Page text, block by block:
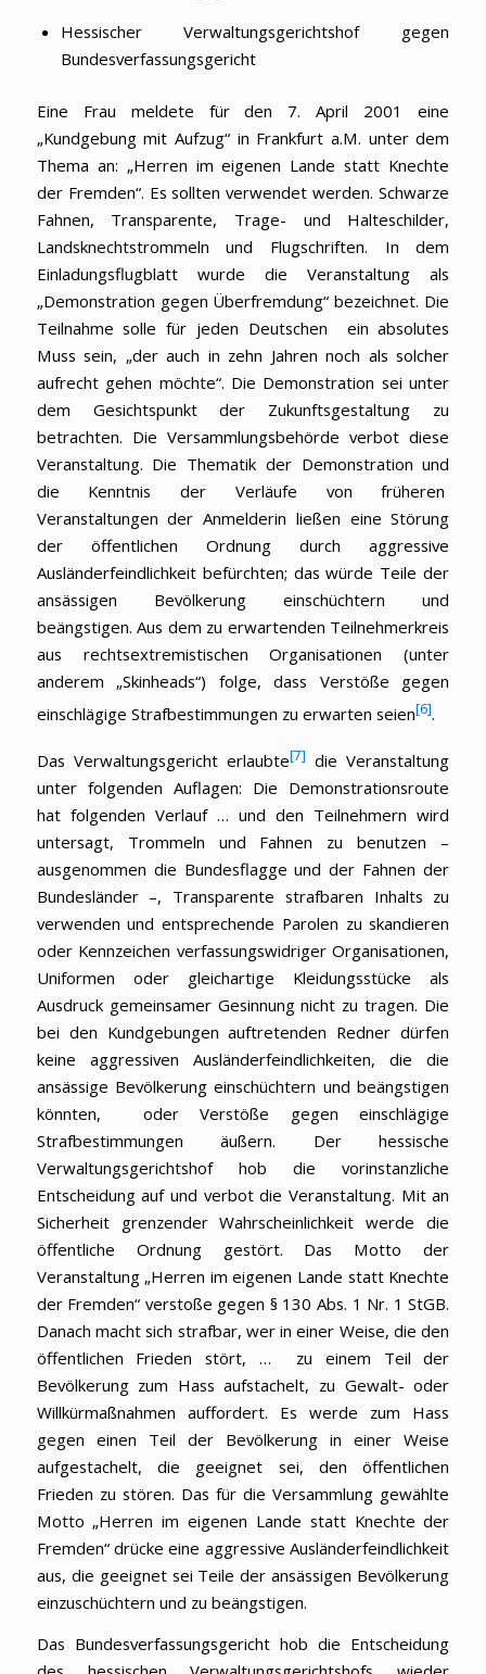
Hessischer Verwaltungsgerichtshof gegen
Bundesverfassungsgericht
Eine Frau meldete für den 7. April 2001 eine
„Kundgebung mit Aufzug“ in Frankfurt a.M. unter dem
Thema an: „Herren im eigenen Lande statt Knechte
der Fremden“. Es sollten verwendet werden. Schwarze
Fahnen, Transparente, Trage- und Halteschilder,
Landsknechtstrommeln und Flugschriften. In dem
Einladungsflugblatt wurde die Veranstaltung als
„Demonstration gegen Überfremdung“ bezeichnet. Die
Teilnahme solle für jeden Deutschen ein absolutes
Muss sein, „der auch in zehn Jahren noch als solcher
aufrecht gehen möchte“. Die Demonstration sei unter
dem Gesichtspunkt der Zukunftsgestaltung zu
betrachten. Die Versammlungsbehörde verbot diese
Veranstaltung. Die Thematik der Demonstration und
die Kenntnis der Verläufe von früheren
Veranstaltungen der Anmelderin ließen eine Störung
der öffentlichen Ordnung durch aggressive
Ausländerfeindlichkeit befürchten; das würde Teile der
ansässigen Bevölkerung einschüchtern und
beängstigen. Aus dem zu erwartenden Teilnehmerkreis
aus rechtsextremistischen Organisationen (unter
anderem „Skinheads“) folge, dass Verstöße gegen
einschlägige Strafbestimmungen zu erwarten seien[6].
Das Verwaltungsgericht erlaubte[7] die Veranstaltung
unter folgenden Auflagen: Die Demonstrationsroute
hat folgenden Verlauf … und den Teilnehmern wird
untersagt, Trommeln und Fahnen zu benutzen –
ausgenommen die Bundesflagge und der Fahnen der
Bundesländer –, Transparente strafbaren Inhalts zu
verwenden und entsprechende Parolen zu skandieren
oder Kennzeichen verfassungswidriger Organisationen,
Uniformen oder gleichartige Kleidungsstücke als
Ausdruck gemeinsamer Gesinnung nicht zu tragen. Die
bei den Kundgebungen auftretenden Redner dürfen
keine aggressiven Ausländerfeindlichkeiten, die die
ansässige Bevölkerung einschüchtern und beängstigen
könnten, oder Verstöße gegen einschlägige
Strafbestimmungen äußern. Der hessische
Verwaltungsgerichtshof hob die vorinstanzliche
Entscheidung auf und verbot die Veranstaltung. Mit an
Sicherheit grenzender Wahrscheinlichkeit werde die
öffentliche Ordnung gestört. Das Motto der
Veranstaltung „Herren im eigenen Lande statt Knechte
der Fremden“ verstoße gegen § 130 Abs. 1 Nr. 1 StGB.
Danach macht sich strafbar, wer in einer Weise, die den
öffentlichen Frieden stört, … zu einem Teil der
Bevölkerung zum Hass aufstachelt, zu Gewalt- oder
Willkürmaßnahmen auffordert. Es werde zum Hass
gegen einen Teil der Bevölkerung in einer Weise
aufgestachelt, die geeignet sei, den öffentlichen
Frieden zu stören. Das für die Versammlung gewählte
Motto „Herren im eigenen Lande statt Knechte der
Fremden“ drücke eine aggressive Ausländerfeindlichkeit
aus, die geeignet sei Teile der ansässigen Bevölkerung
einzuschüchtern und zu beängstigen.
Das Bundesverfassungsgericht hob die Entscheidung